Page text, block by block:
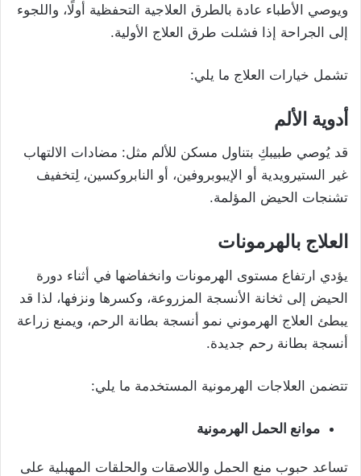
ويوصي الأطباء عادة بالطرق العلاجية التحفظية أولًا، واللجوء
إلى الجراحة إذا فشلت طرق العلاج الأولية.
تشمل خيارات العلاج ما يلي:
أدوية الألم
قد يُوصي طبيبكِ بتناول مسكن للألم مثل: مضادات الالتهاب
غير الستيرويدية أو الإيبوبروفين، أو النابروكسين، لِتخفيف
تشنجات الحيض المؤلمة.
العلاج بالهرمونات
يؤدي ارتفاع مستوى الهرمونات وانخفاضها في أثناء دورة
الحيض إلى ثخانة الأنسجة المزروعة، وكسرها ونزفها، لذا قد
يبطئ العلاج الهرموني نمو أنسجة بطانة الرحم، ويمنع زراعة
أنسجة بطانة رحم جديدة.
تتضمن العلاجات الهرمونية المستخدمة ما يلي:
موانع الحمل الهرمونية
تساعد حبوب منع الحمل واللاصقات والحلقات المهبلية على